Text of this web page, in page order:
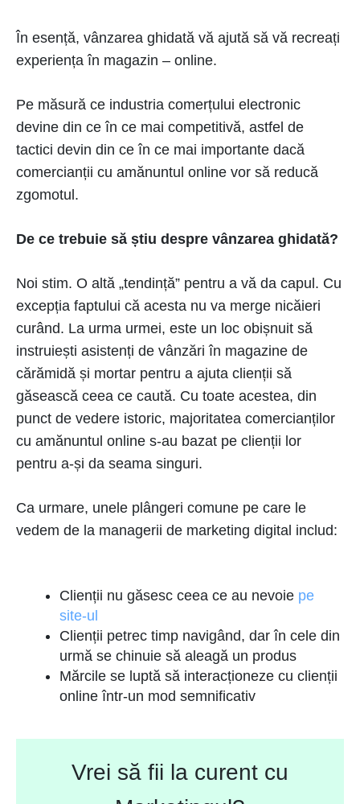
În esență, vânzarea ghidată vă ajută să vă recreați
experiența în magazin – online.
Pe măsură ce industria comerțului electronic
devine din ce în ce mai competitivă, astfel de
tactici devin din ce în ce mai importante dacă
comercianții cu amănuntul online vor să reducă
zgomotul.
De ce trebuie să știu despre vânzarea ghidată?
Noi stim. O altă „tendință” pentru a vă da capul. Cu
excepția faptului că acesta nu va merge nicăieri
curând. La urma urmei, este un loc obișnuit să
instruiești asistenți de vânzări în magazine de
cărămidă și mortar pentru a ajuta clienții să
găsească ceea ce caută. Cu toate acestea, din
punct de vedere istoric, majoritatea comercianților
cu amănuntul online s-au bazat pe clienții lor
pentru a-și da seama singuri.
Ca urmare, unele plângeri comune pe care le
vedem de la managerii de marketing digital includ:
Clienții nu găsesc ceea ce au nevoie pe
site-ul
Clienții petrec timp navigând, dar în cele din
urmă se chinuie să aleagă un produs
Mărcile se luptă să interacționeze cu clienții
online într-un mod semnificativ
Vrei să fii la curent cu